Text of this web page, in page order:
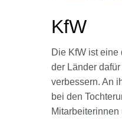
KfW
Die KfW ist eine
der Länder
verbessern. An
bei den